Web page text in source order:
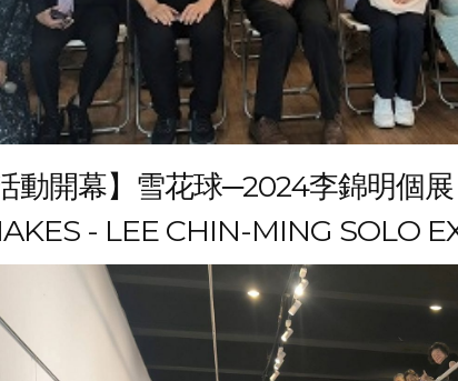
活動開幕】雪花球─2024李錦明個
- LEE CHIN-MING SOLO